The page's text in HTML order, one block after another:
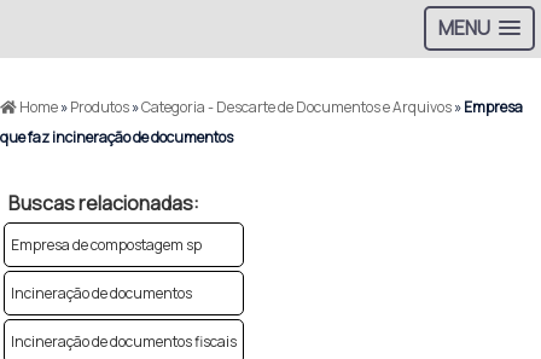
MENU
Home»Produtos»Categoria - Descarte de Documentos e Arquivos»Empresa
que faz incineração de documentos
Buscas relacionadas:
Empresa de compostagem sp
Incineração de documentos
Incineração de documentos fiscais